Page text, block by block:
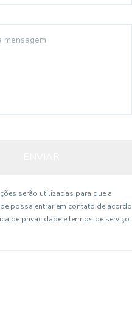
serão utilizadas para que a
possa entrar em contato de acordo
de privacidade e termos de serviço